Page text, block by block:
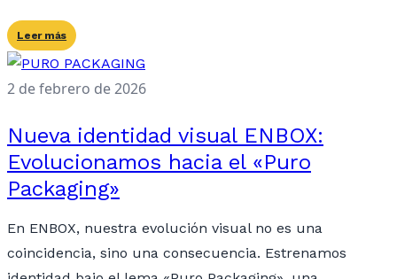
Leer más
2 de febrero de 2026
Nueva identidad visual ENBOX:
Evolucionamos hacia el «Puro
Packaging»
En ENBOX, nuestra evolución visual no es una
coincidencia, sino una consecuencia. Estrenamos